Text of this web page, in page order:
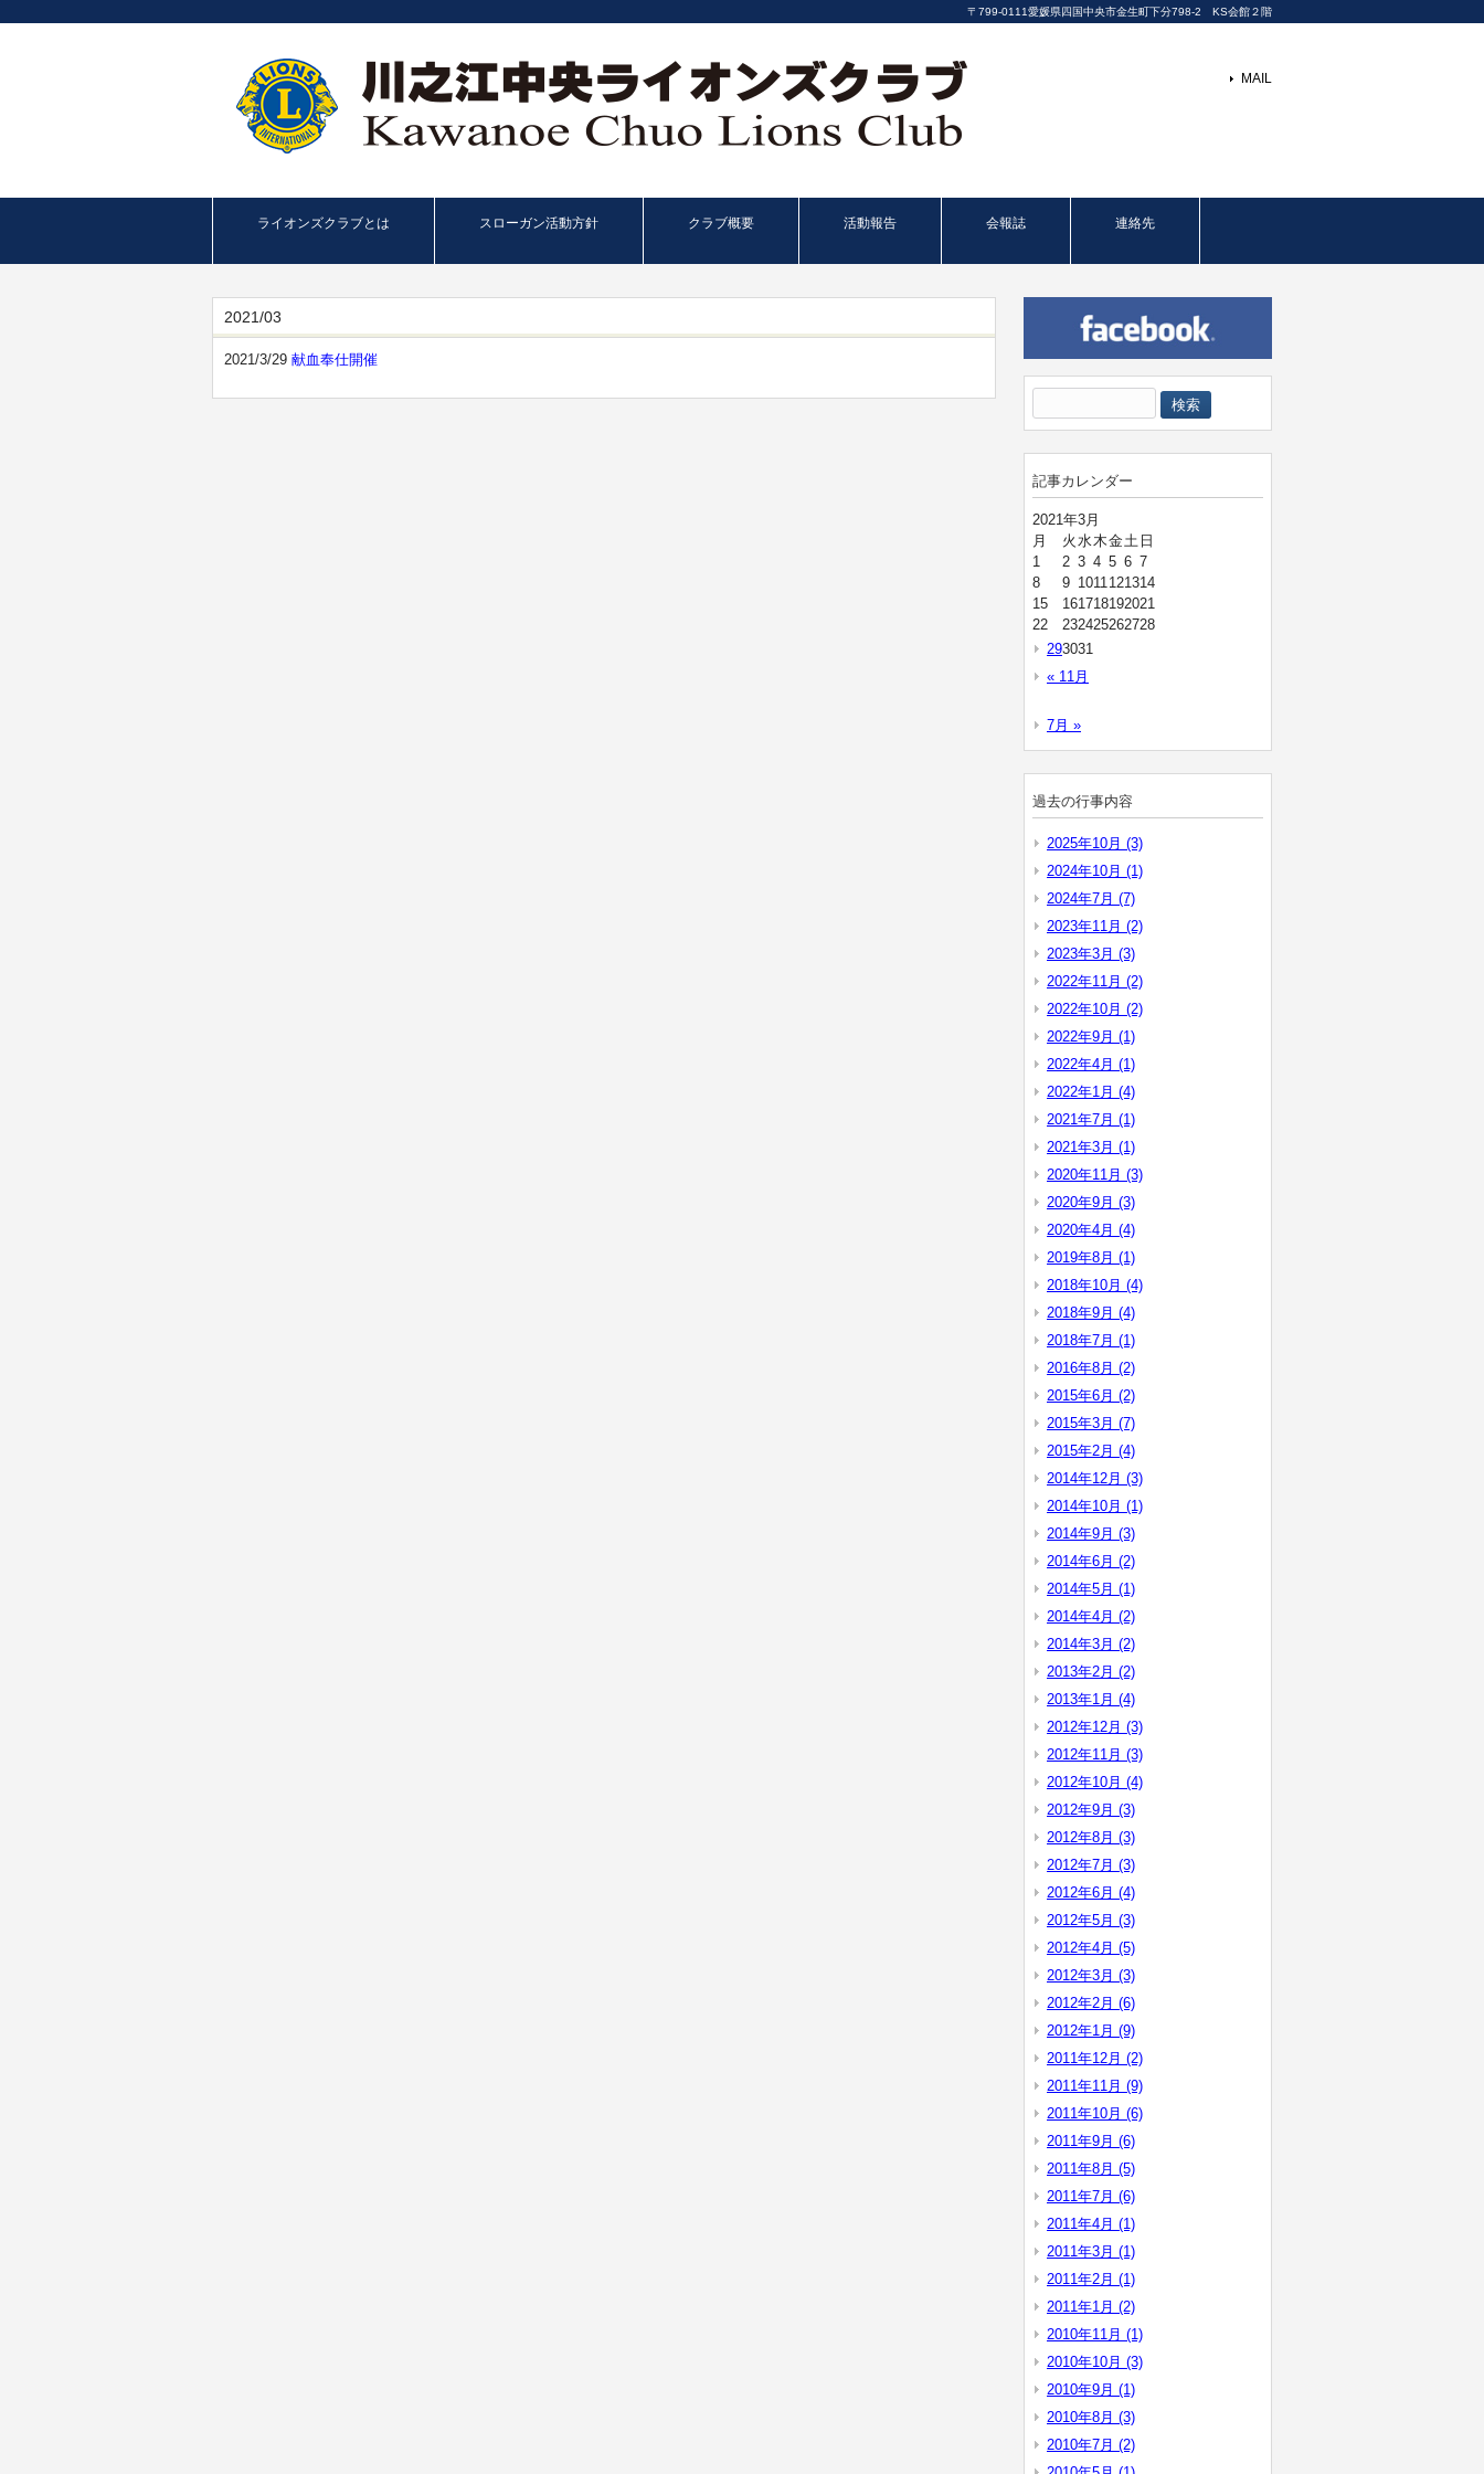
〒799-0111愛媛県四国中央市金生町下分798-2 KS会館２階
MAIL
ライオンズクラブとは スローガン活動方針 クラブ概要 活動報告 会報誌 連絡先
2021/03
2021/3/29 献血奉仕開催
索:
記事カレンダー
2021年3月
月
火 水木金土 日
1
2 3 4 5 6 7
8
9 1011121314
15
161718192021
22
232425262728
293031
« 11月
7月 »
過去の行事内容
2025年10月 (3)
2024年10月 (1)
2024年7月 (7)
2023年11月 (2)
2023年3月 (3)
2022年11月 (2)
2022年10月 (2)
2022年9月 (1)
2022年4月 (1)
2022年1月 (4)
2021年7月 (1)
2021年3月 (1)
2020年11月 (3)
2020年9月 (3)
2020年4月 (4)
2019年8月 (1)
2018年10月 (4)
2018年9月 (4)
2018年7月 (1)
2016年8月 (2)
2015年6月 (2)
2015年3月 (7)
2015年2月 (4)
2014年12月 (3)
2014年10月 (1)
2014年9月 (3)
2014年6月 (2)
2014年5月 (1)
2014年4月 (2)
2014年3月 (2)
2013年2月 (2)
2013年1月 (4)
2012年12月 (3)
2012年11月 (3)
2012年10月 (4)
2012年9月 (3)
2012年8月 (3)
2012年7月 (3)
2012年6月 (4)
2012年5月 (3)
2012年4月 (5)
2012年3月 (3)
2012年2月 (6)
2012年1月 (9)
2011年12月 (2)
2011年11月 (9)
2011年10月 (6)
2011年9月 (6)
2011年8月 (5)
2011年7月 (6)
2011年4月 (1)
2011年3月 (1)
2011年2月 (1)
2011年1月 (2)
2010年11月 (1)
2010年10月 (3)
2010年9月 (1)
2010年8月 (3)
2010年7月 (2)